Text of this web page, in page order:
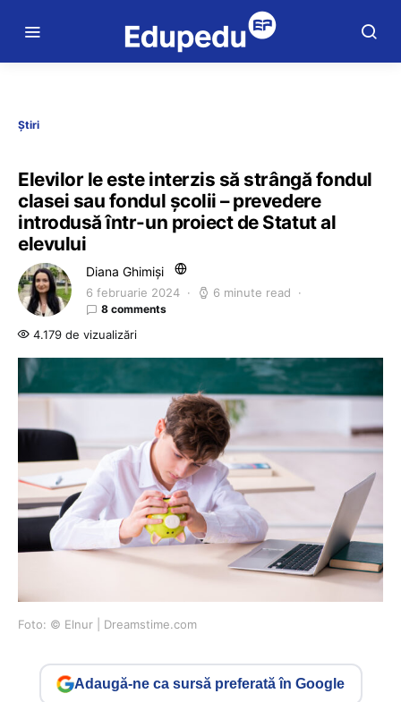
Știri
Elevilor le este interzis să strângă fondul
clasei sau fondul școlii – prevedere
introdusă într-un proiect de Statut al
elevului
Diana Ghimiși
6 februarie 2024 6 minute read
8 comments
4.179 de vizualizări
Foto: © Elnur | Dreamstime.com
Adaugă-ne ca sursă preferată în Google